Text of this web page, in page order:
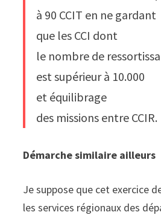
à 90 CCIT en ne gardant
que les CCI dont
le nombre de
est supérieur à 10.000
et équilibrage
des missions entre CCIR.
Démarche similaire ailleurs
Je suppose que cet exercice
les services régionaux des